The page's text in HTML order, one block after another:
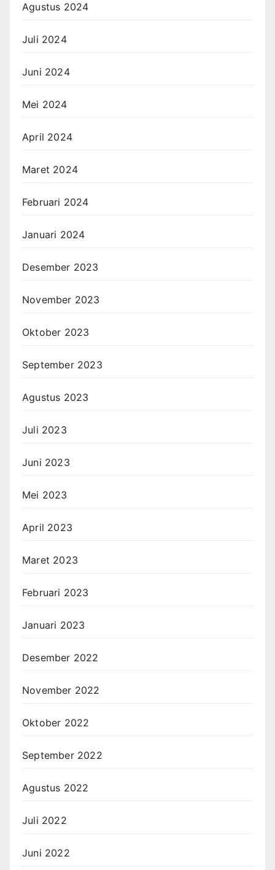
Agustus 2024
Juli 2024
Juni 2024
Mei 2024
April 2024
Maret 2024
Februari 2024
Januari 2024
Desember 2023
November 2023
Oktober 2023
September 2023
Agustus 2023
Juli 2023
Juni 2023
Mei 2023
April 2023
Maret 2023
Februari 2023
Januari 2023
Desember 2022
November 2022
Oktober 2022
September 2022
Agustus 2022
Juli 2022
Juni 2022